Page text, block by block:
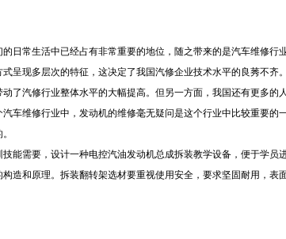
日常生活中已经占有非常重要的地位，随之带来的是汽车维修行
呈现多层次的特征，这决定了我国汽修企业技术水平的良莠不齐
了汽修行业整体水平的大幅提高。但另一方面，我国还有更多
车维修行业中，发动机的维修毫无疑问是这个行业中比较重要的
能需要，设计一种电控汽油发动机总成拆装教学设备，便于学员
造和原理。拆装翻转架选材要重视使用安全，要求坚固耐用，表